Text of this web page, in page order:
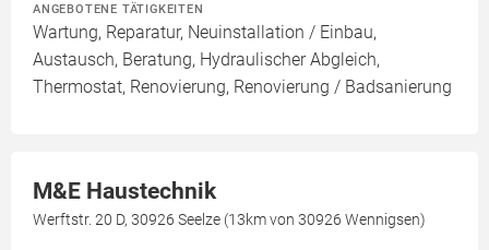
ANGEBOTENE TÄTIGKEITEN
Wartung, Reparatur, Neuinstallation / Einbau,
Austausch, Beratung, Hydraulischer Abgleich,
Thermostat, Renovierung, Renovierung / Badsanierung
M&E Haustechnik
Werftstr. 20 D, 30926 Seelze (13km von 30926 Wennigsen)